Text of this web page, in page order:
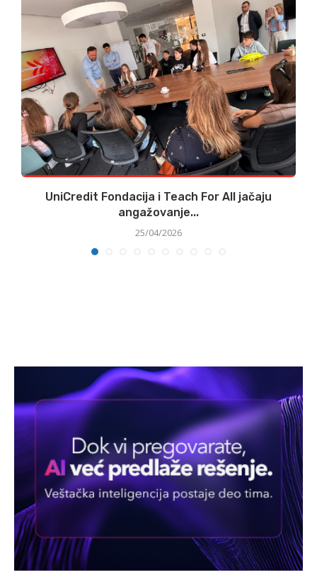
UniCredit Fondacija i Teach For All jačaju
angažovanje...
25/04/2026